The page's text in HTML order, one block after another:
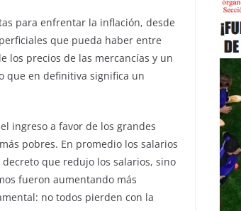
para enfrentar la inflación, desde
que pueda haber entre
los precios de las mercancías y un
que en definitiva significa un
ingreso a favor de los grandes
pobres. En promedio los salarios
que redujo los salarios, sino
fueron aumentando más
no todos pierden con la